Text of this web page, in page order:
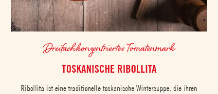
Dreifachkonzentriertes Tomatenmark
TOSKANISCHE RIBOLLITA
Ribollita ist eine traditionelle toskanische Wintersuppe, die ihren